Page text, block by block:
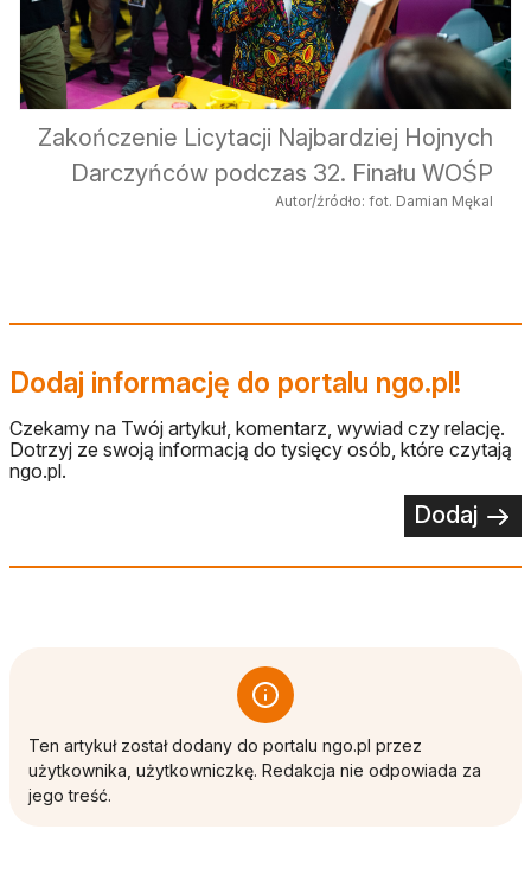
Zakończenie Licytacji Najbardziej Hojnych
Darczyńców podczas 32. Finału WOŚP
Autor/źródło: fot. Damian Mękal
Dodaj informację do portalu ngo.pl!
Czekamy na Twój artykuł, komentarz, wywiad czy relację.
Dotrzyj ze swoją informacją do tysięcy osób, które czytają
ngo.pl.
Dodaj
Ten artykuł został dodany do portalu ngo.pl przez
użytkownika, użytkowniczkę. Redakcja nie odpowiada za
jego treść.